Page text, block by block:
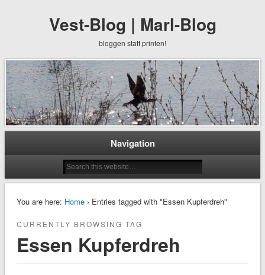
Vest-Blog | Marl-Blog
bloggen statt printen!
Navigation
You are here: Home› Entries tagged with "Essen Kupferdreh"
CURRENTLY BROWSING TAG
Essen Kupferdreh